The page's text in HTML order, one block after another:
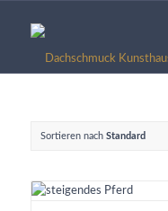
Sortieren nach Standard